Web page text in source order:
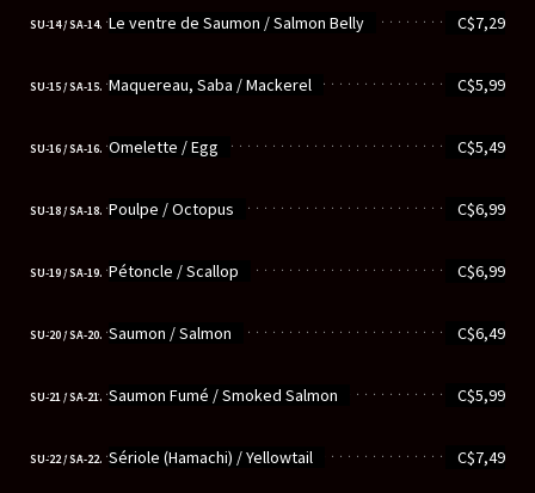
SU-14 / SA-14. C$7,29
Le ventre de Saumon / Salmon Belly
SU-15 / SA-15. C$5,99
Maquereau, Saba / Mackerel
SU-16 / SA-16. C$5,49
Omelette / Egg
SU-18 / SA-18. C$6,99
Poulpe / Octopus
SU-19 / SA-19. C$6,99
Pétoncle / Scallop
SU-20 / SA-20. C$6,49
Saumon / Salmon
SU-21 / SA-21. C$5,99
Saumon Fumé / Smoked Salmon
SU-22 / SA-22. C$7,49
Sériole (Hamachi) / Yellowtail